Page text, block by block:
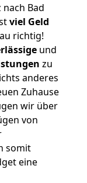
Bad
viel Geld
richtig!
und
zu
anderes
Zuhause
wir über
von
somit
eine